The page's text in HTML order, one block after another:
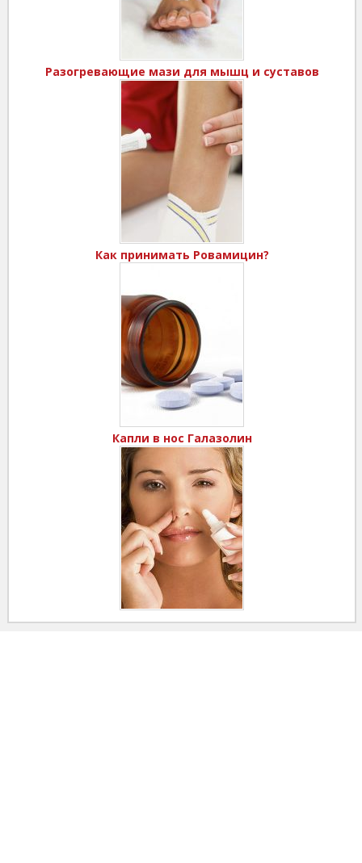
Разогревающие мази для мышц и суставов
Как принимать Ровамицин?
Капли в нос Галазолин